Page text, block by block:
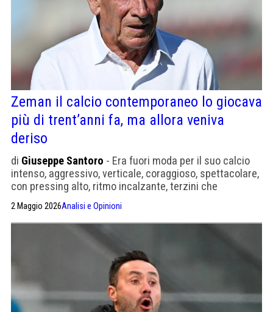
Zeman il calcio contemporaneo lo giocava
più di trent’anni fa, ma allora veniva
deriso
di Giuseppe Santoro - Era fuori moda per il suo calcio
intenso, aggressivo, verticale, coraggioso, spettacolare,
con pressing alto, ritmo incalzante, terzini che
2 Maggio 2026Analisi e Opinioni